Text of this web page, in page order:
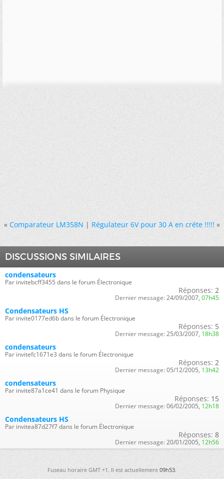
« Comparateur LM358N|Régulateur 6V pour 30 A en créte !!!!! »
DISCUSSIONS SIMILAIRES
condensateurs
Par invitebcff3455 dans le forum Électronique
Réponses: 2
Dernier message: 24/09/2007, 07h45
Condensateurs HS
Par invite0177ed6b dans le forum Électronique
Réponses: 5
Dernier message: 25/03/2007, 18h38
condensateurs
Par invitefc1671e3 dans le forum Électronique
Réponses: 2
Dernier message: 05/12/2005, 13h42
condensateurs
Par invite87a1ce41 dans le forum Physique
Réponses: 15
Dernier message: 06/02/2005, 12h18
Condensateurs HS
Par invitea87d27f7 dans le forum Électronique
Réponses: 8
Dernier message: 20/01/2005, 12h56
Fuseau horaire GMT +1. Il est actuellement09h53.